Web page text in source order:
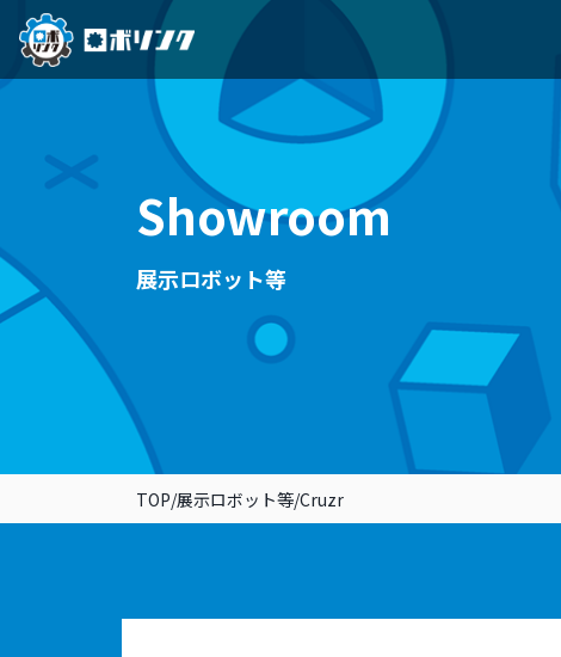
Showroom
展示ロボット等
TOP/展示ロボット等/Cruzr